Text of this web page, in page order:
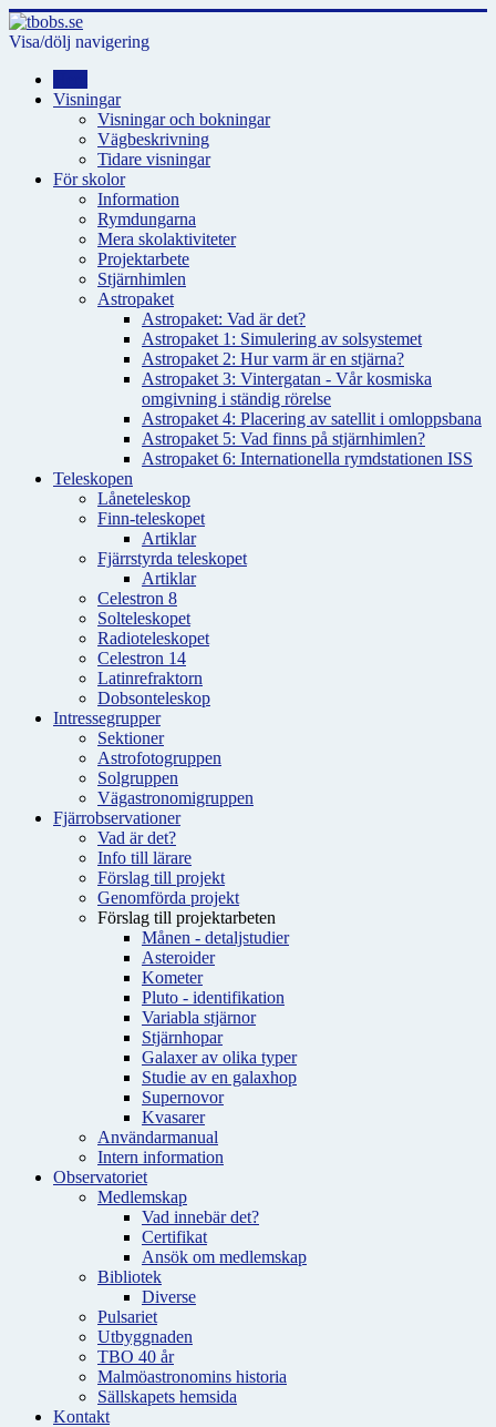
Visa/dölj navigering
Visningar
Visningar och bokningar
Vägbeskrivning
Tidare visningar
För skolor
Information
Rymdungarna
Mera skolaktiviteter
Projektarbete
Stjärnhimlen
Astropaket
Astropaket: Vad är det?
Astropaket 1: Simulering av solsystemet
Astropaket 2: Hur varm är en stjärna?
Astropaket 3: Vintergatan - Vår kosmiska
omgivning i ständig rörelse
Astropaket 4: Placering av satellit i omloppsbana
Astropaket 5: Vad finns på stjärnhimlen?
Astropaket 6: Internationella rymdstationen ISS
Teleskopen
Låneteleskop
Finn-teleskopet
Artiklar
Fjärrstyrda teleskopet
Artiklar
Celestron 8
Solteleskopet
Radioteleskopet
Celestron 14
Latinrefraktorn
Dobsonteleskop
Intressegrupper
Sektioner
Astrofotogruppen
Solgruppen
Vägastronomigruppen
Fjärrobservationer
Vad är det?
Info till lärare
Förslag till projekt
Genomförda projekt
Förslag till projektarbeten
Månen - detaljstudier
Asteroider
Kometer
Pluto - identifikation
Variabla stjärnor
Stjärnhopar
Galaxer av olika typer
Studie av en galaxhop
Supernovor
Kvasarer
Användarmanual
Intern information
Observatoriet
Medlemskap
Vad innebär det?
Certifikat
Ansök om medlemskap
Bibliotek
Diverse
Pulsariet
Utbyggnaden
TBO 40 år
Malmöastronomins historia
Sällskapets hemsida
Kontakt